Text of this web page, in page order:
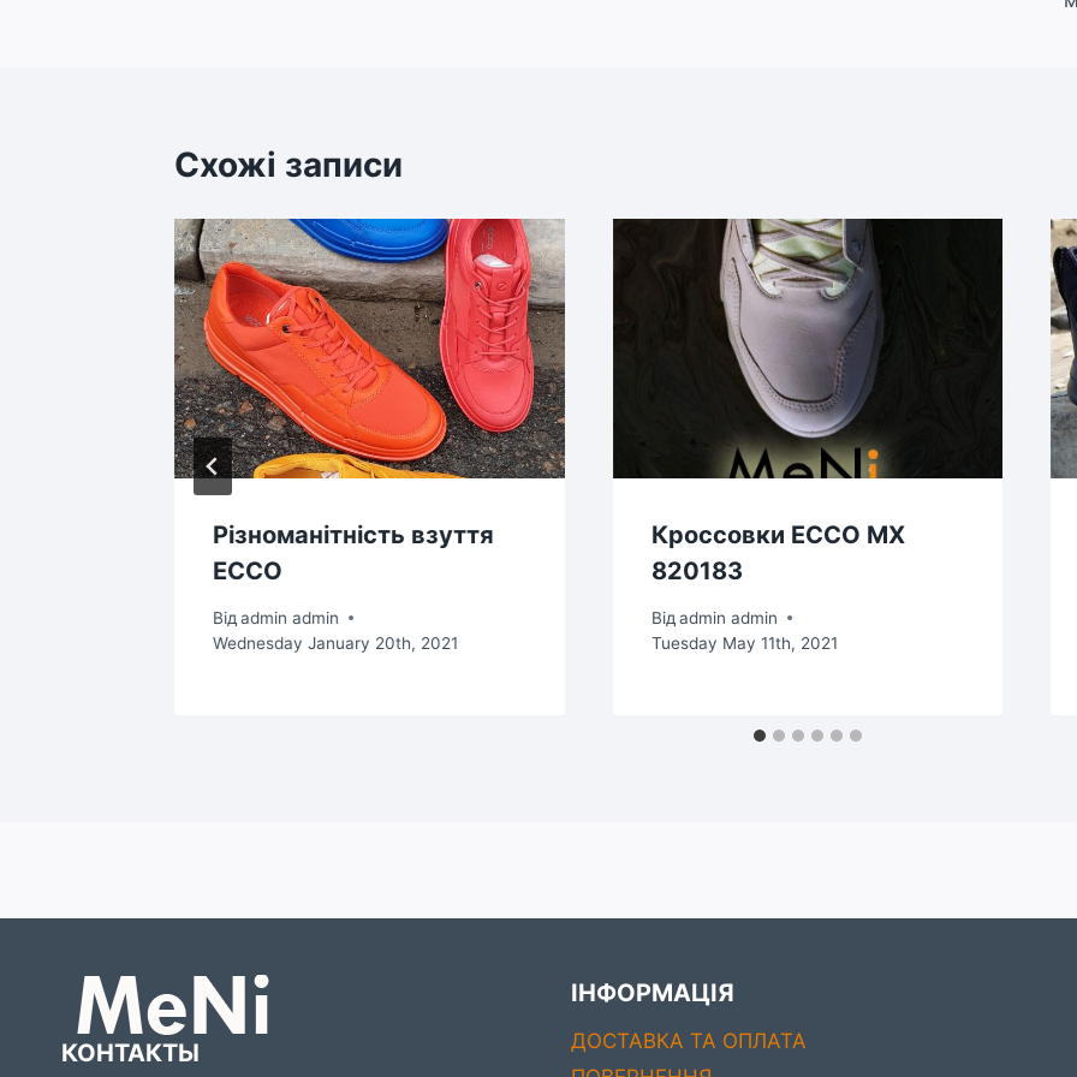
Схожі записи
Різноманітність взуття
ECCO
Від admin admin
Wednesday January 20th, 2021
Кроссовки ECCO MX
820183
Від admin admin
Tuesday May 11th, 2021
КОНТАКТЫ
ІНФОРМАЦІЯ
ДОСТАВКА ТА ОПЛАТА